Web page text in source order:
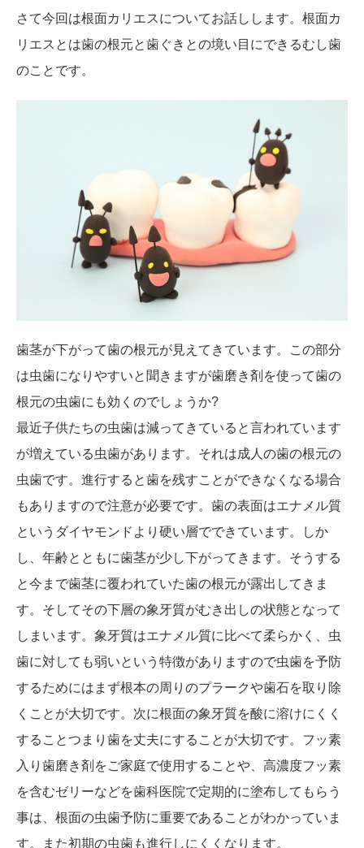
さて今回は根面カリエスについてお話しします。根面カ
リエスとは歯の根元と歯ぐきとの境い目にできるむし歯
のことです。
歯茎が下がって歯の根元が見えてきています。この部分
は虫歯になりやすいと聞きますが歯磨き剤を使って歯の
根元の虫歯にも効くのでしょうか?
最近子供たちの虫歯は減ってきていると言われています
が増えている虫歯があります。それは成人の歯の根元の
虫歯です。進行すると歯を残すことができなくなる場合
もありますので注意が必要です。歯の表面はエナメル質
というダイヤモンドより硬い層でできています。しか
し、年齢とともに歯茎が少し下がってきます。そうする
と今まで歯茎に覆われていた歯の根元が露出してきま
す。そしてその下層の象牙質がむき出しの状態となって
しまいます。象牙質はエナメル質に比べて柔らかく、虫
歯に対しても弱いという特徴がありますので虫歯を予防
するためにはまず根本の周りのプラークや歯石を取り除
くことが大切です。次に根面の象牙質を酸に溶けにくく
することつまり歯を丈夫にすることが大切です。フッ素
入り歯磨き剤をご家庭で使用することや、高濃度フッ素
を含むゼリーなどを歯科医院で定期的に塗布してもらう
事は、根面の虫歯予防に重要であることがわかっていま
す。また初期の虫歯も進行しにくくなります。